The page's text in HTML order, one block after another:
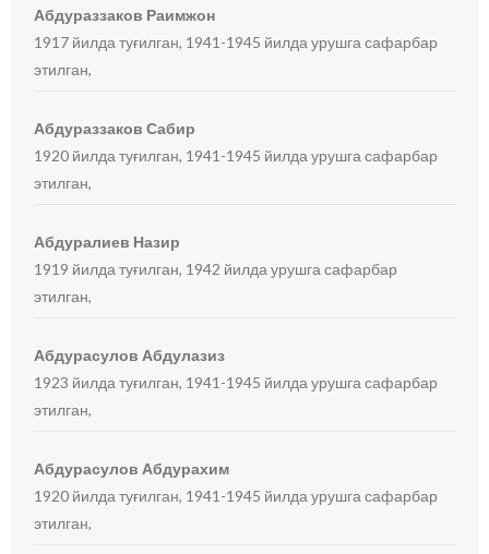
Абдураззаков Раимжон
1917 йилда туғилган, 1941-1945 йилда урушга сафарбар
этилган,
Абдураззаков Сабир
1920 йилда туғилган, 1941-1945 йилда урушга сафарбар
этилган,
Абдуралиев Назир
1919 йилда туғилган, 1942 йилда урушга сафарбар
этилган,
Абдурасулов Абдулазиз
1923 йилда туғилган, 1941-1945 йилда урушга сафарбар
этилган,
Абдурасулов Абдурахим
1920 йилда туғилган, 1941-1945 йилда урушга сафарбар
этилган,